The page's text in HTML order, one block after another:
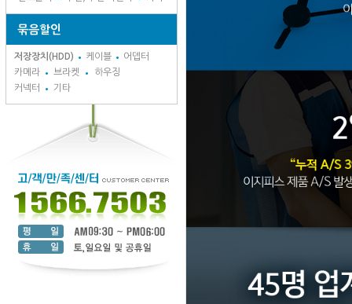
묶음할인
저장장치(HDD) 케이블
어뎁터
카메라
브라켓
하우징
커넥터
기타